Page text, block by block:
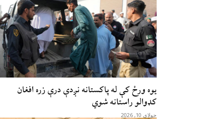
یوه ورځ کې له پاکستانه نږدې درې زره افغان
کډوالو راستانه شوي
جولای 10, 2026